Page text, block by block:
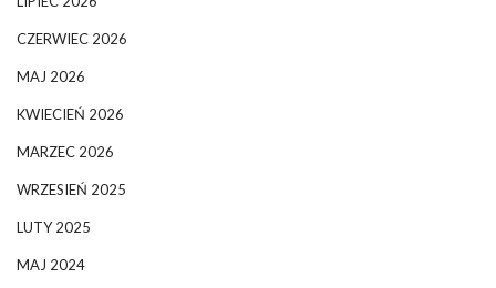
CZERWIEC 2026
MAJ 2026
KWIECIEŃ 2026
MARZEC 2026
WRZESIEŃ 2025
LUTY 2025
MAJ 2024